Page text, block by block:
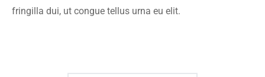
fringilla dui, ut congue tellus urna eu elit.